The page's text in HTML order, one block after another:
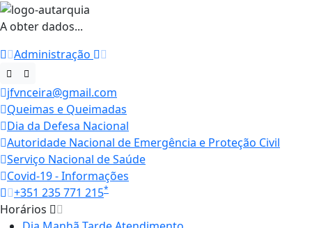
A obter dados...
Administração
jfvnceira@gmail.com
Queimas e Queimadas
Dia da Defesa Nacional
Autoridade Nacional de Emergência e Proteção Civil
Serviço Nacional de Saúde
Covid-19 - Informações
+351 235 771 215*
Horários